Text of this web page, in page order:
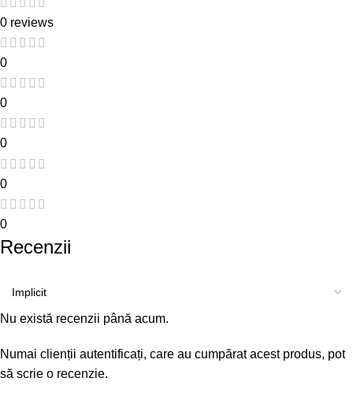
0 reviews
0
0
0
0
0
Recenzii
Nu există recenzii până acum.
Numai clienții autentificați, care au cumpărat acest produs, pot
să scrie o recenzie.